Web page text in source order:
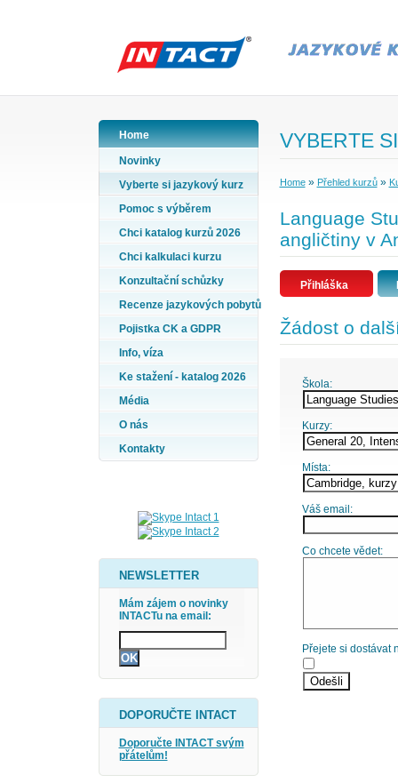
Home
Novinky
Vyberte si jazykový kurz
Pomoc s výběrem
Chci katalog kurzů 2026
Chci kalkulaci kurzu
Konzultační schůzky
Recenze jazykových pobytů
Pojistka CK a GDPR
Info, víza
Ke stažení - katalog 2026
Média
O nás
Kontakty
NEWSLETTER
Mám zájem o novinky
INTACTu na email:
DOPORUČTE INTACT
Doporučte INTACT svým
přátelům!
VYBERTE
Home» Přehled kurzů»
Language
angličtiny v
Přihláška
Žádost o
Škola:
Kurzy:
Místa:
Váš email:
Co chcete vědet:
Přejete si dostávat